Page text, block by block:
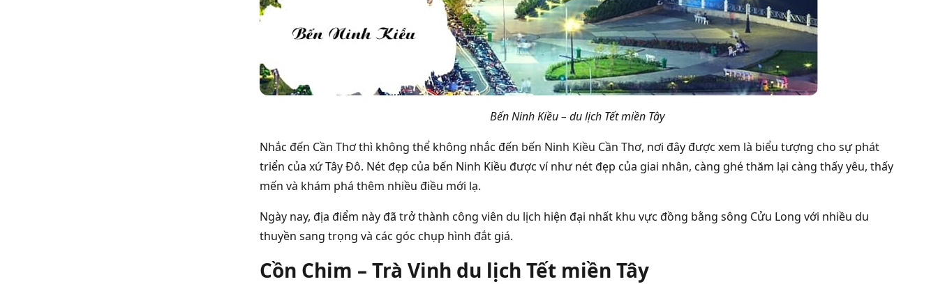
Bến Ninh Kiều– du lịch Tết miền Tây
Nhắc đến Cần Thơ thì không thể không nhắc đến bến Ninh Kiều Cần Thơ, nơi đây được xem là biểu tượng cho sự phát
triển của xứ Tây Đô. Nét đẹp của bến Ninh Kiều được ví như nét đẹp của giai nhân, càng ghé thăm lại càng thấy yêu, thấy
mến và khám phá thêm nhiều điều mới lạ.
Ngày nay, địa điểm này đã trở thành công viên du lịch hiện đại nhất khu vực đồng bằng sông Cửu Long với nhiều du
thuyền sang trọng và các góc chụp hình đắt giá.
Cồn Chim – Trà Vinh du lịch Tết miền Tây